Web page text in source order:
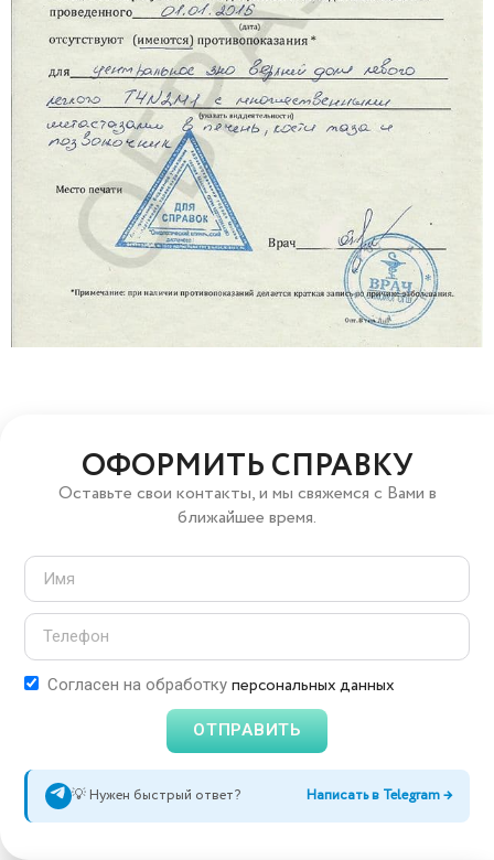
ОФОРМИТЬ СПРАВКУ
Оставьте свои контакты, и мы свяжемся с Вами в
ближайшее время.
Согласен на обработку персональных данных
ОТПРАВИТЬ
💡 Нужен быстрый ответ? Написать в Telegram →